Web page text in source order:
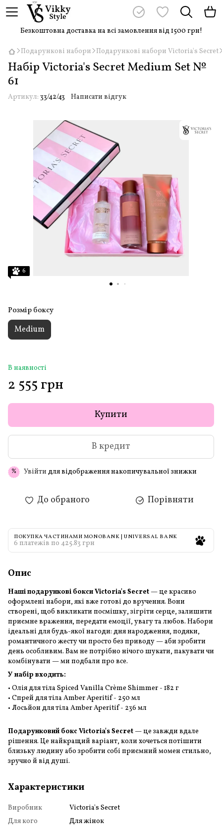
Безкоштовна доставка на всі замовлення від 1500 грн!
Подарункові набори Подарункові набори Victoria's Secret
Набір Victoria's Secret Medium Set №
61
Артикул: 33/42/43 Написати відгук
6
Розмір боксу
Medium
В наявності
2 555 грн
Купити
В кредит
% Увійти для відображення накопичувальної знижки
До обраного Порівняти
ПОКУПКА ЧАСТИНАМИ MONOBANK | UNIVERSAL BANK
6 платежів по 425.83 грн
Опис
Наші подарункові бокси Victoria's Secret — це красиво
оформлені набори, які вже готові до вручення. Вони
створені, щоб викликати посмішку, зігріти серце, залишити
приємне враження, передати емоції, увагу та любов. Набори
ідеальні для будь-якої нагоди: дня народження, подяки,
романтичного жесту чи просто без приводу — аби зробити
день особливим. Вам не потрібно нічого шукати, пакувати чи
комбінувати — ми подбали про все.
У набір входить:
• Олія для тіла Spiced Vanilla Crème Shimmer - 182 г
• Спрей для тіла Amber Aperitif - 250 мл
• Лосьйон для тіла Amber Aperitif - 236 мл
Подарунковий бокс Victoria's Secret — це завжди вдале
рішення. Це найкращий варіант, коли хочеться потішити
близьку людину або зробити собі приємний момен стильно,
зручно й від душі.
Характеристики
Виробник
Victoria's Secret
Для кого
Для жінок